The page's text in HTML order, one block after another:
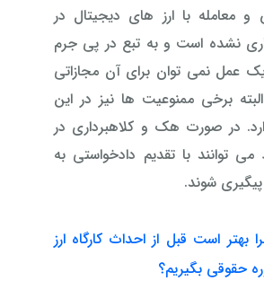
معامله با ارز های دیجیتال در
نشده است و به تبع در پی جرم
عمل نمی توان برای آن مجازاتی
برخی ممنوعیت ها نیز در این
در صورت هک و کلاهبرداری در
می توانند با تقدیم دادخواستی به
شوند.
چرا بهتر است قبل از احداث کارگاه ارز
حقوقی بگیریم؟